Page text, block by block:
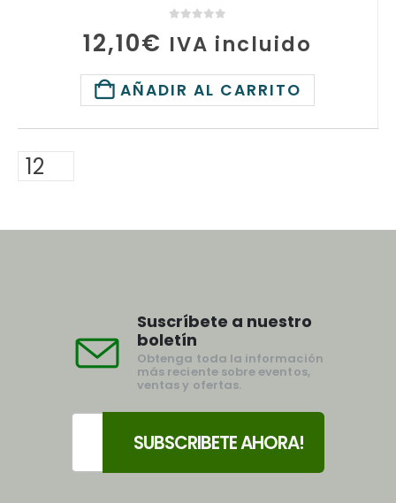
12,10€ IVA incluido
AÑADIR AL CARRITO
Suscríbete a nuestro
boletín
Obtenga toda la información
más reciente sobre eventos,
ventas y ofertas.